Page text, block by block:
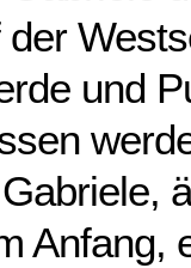
und
Anfang,